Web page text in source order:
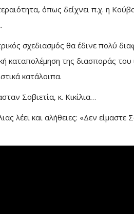
όπως δείχνει π.χ. η
σχεδιασμός θα έδινε πολύ
καταπολέμηση της διασποράς
κατάλοιπα.
Σοβιετία, κ. Κικίλια…
λέει και αλήθειες: «Δεν